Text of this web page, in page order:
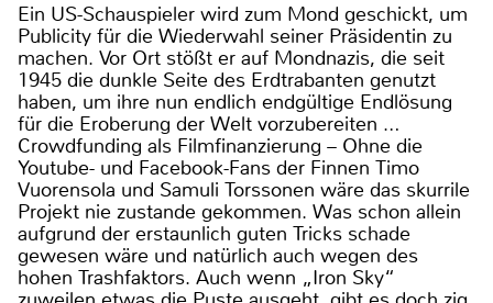
Ein US-Schauspieler wird zum Mond geschickt, um
Publicity für die Wiederwahl seiner Präsidentin zu
machen. Vor Ort stößt er auf Mondnazis, die seit
1945 die dunkle Seite des Erdtrabanten genutzt
haben, um ihre nun endlich endgültige Endlösung
für die Eroberung der Welt vorzubereiten …
Crowdfunding als Filmfinanzierung – Ohne die
Youtube- und Facebook-Fans der Finnen Timo
Vuorensola und Samuli Torssonen wäre das skurrile
Projekt nie zustande gekommen. Was schon allein
aufgrund der erstaunlich guten Tricks schade
gewesen wäre und natürlich auch wegen des
hohen Trashfaktors. Auch wenn „Iron Sky“